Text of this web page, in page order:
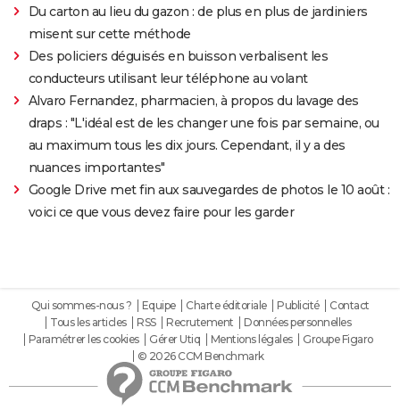
Du carton au lieu du gazon : de plus en plus de jardiniers
misent sur cette méthode
Des policiers déguisés en buisson verbalisent les
conducteurs utilisant leur téléphone au volant
Alvaro Fernandez, pharmacien, à propos du lavage des
draps : "L'idéal est de les changer une fois par semaine, ou
au maximum tous les dix jours. Cependant, il y a des
nuances importantes"
Google Drive met fin aux sauvegardes de photos le 10 août :
voici ce que vous devez faire pour les garder
Qui sommes-nous ? Equipe Charte éditoriale Publicité
Contact
Tous les articles
RSS Recrutement
Données personnelles
Paramétrer les cookies
Gérer Utiq Mentions légales
Groupe Figaro
© 2026 CCM Benchmark